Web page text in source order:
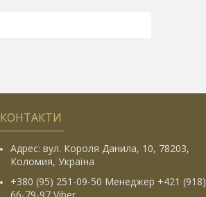
КОНТАКТИ
Адрес: вул. Короля Данила, 10, 78203,
Коломия, Україна
+380 (95) 251-09-50 Менеджер +421 (918)